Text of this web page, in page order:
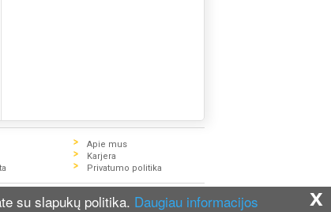
x
su slapukų politika. Daugiau informacijos
Apie mus
Karjera
Privatumo politika
su Zigzag.lt konsultantais.